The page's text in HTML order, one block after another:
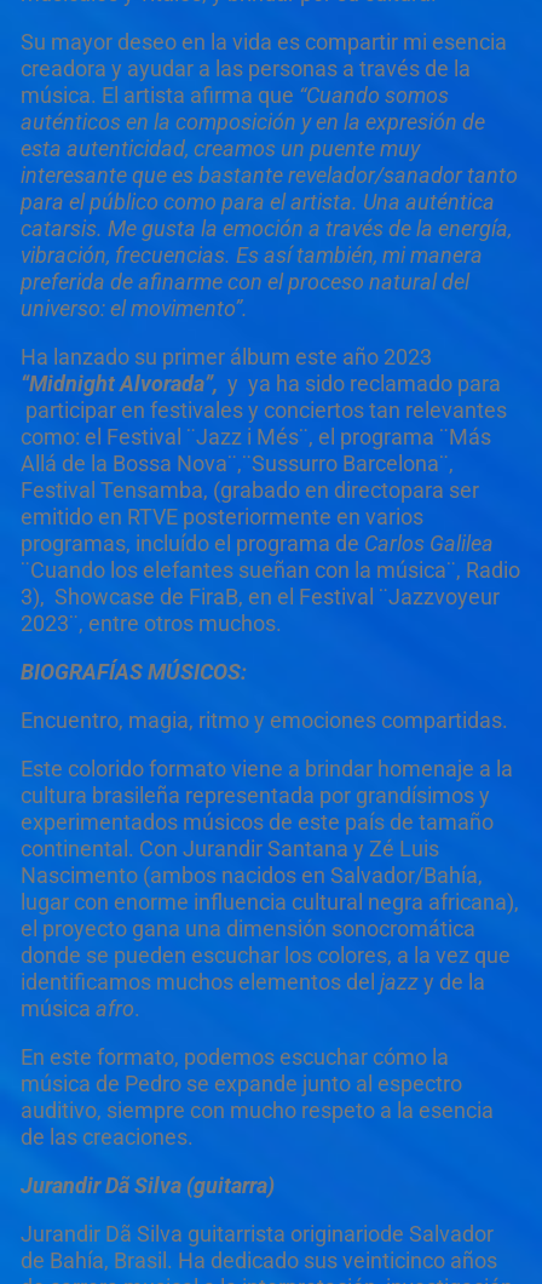
Su mayor deseo en la vida es compartir mi esencia
creadora y ayudar a las personas a través de la
música. El artista afirma que “Cuando somos
auténticos en la composición y en la expresión de
esta autenticidad, creamos un puente muy
interesante que es bastante revelador/sanador tanto
para el público como para el artista. Una auténtica
catarsis. Me gusta la emoción a través de la energía,
vibración, frecuencias. Es así también, mi manera
preferida de afinarme con el proceso natural del
universo: el movimento”.
Ha lanzado su primer álbum este año 2023
“Midnight Alvorada”, y ya ha sido reclamado para
participar en festivales y conciertos tan relevantes
como: el Festival ¨Jazz i Més¨, el programa ¨Más
Allá de la Bossa Nova¨,¨Sussurro Barcelona¨,
Festival Tensamba, (grabado en directopara ser
emitido en RTVE posteriormente en varios
programas, incluído el programa de Carlos Galilea
¨Cuando los elefantes sueñan con la música¨, Radio
3), Showcase de FiraB, en el Festival ¨Jazzvoyeur
2023¨, entre otros muchos.
BIOGRAFÍAS MÚSICOS:
Encuentro, magia, ritmo y emociones compartidas.
Este colorido formato viene a brindar homenaje a la
cultura brasileña representada por grandísimos y
experimentados músicos de este país de tamaño
continental. Con Jurandir Santana y Zé Luis
Nascimento (ambos nacidos en Salvador/Bahía,
lugar con enorme influencia cultural negra africana),
el proyecto gana una dimensión sonocromática
donde se pueden escuchar los colores, a la vez que
identificamos muchos elementos del jazzy de la
música afro.
En este formato, podemos escuchar cómo la
música de Pedro se expande junto al espectro
auditivo, siempre con mucho respeto a la esencia
de las creaciones.
Jurandir DãSilva (guitarra)
Jurandir Dã Silva guitarrista originariode Salvador
de Bahía, Brasil. Ha dedicado sus veinticinco años